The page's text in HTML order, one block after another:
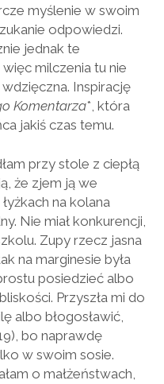
myślenie w swoim
odpowiedzi.
jednak te
milczenia tu nie
Inspirację
Komentarza*, która
jakiś czas temu.
przy stole z ciepłą
że zjem ją we
na kolana
Nie miał konkurencji,
Zupy rzecz jasna
na marginesie była
posiedzieć albo
Przyszła mi do
albo błogosławić,
bo naprawdę
w swoim sosie.
o małżeństwach,